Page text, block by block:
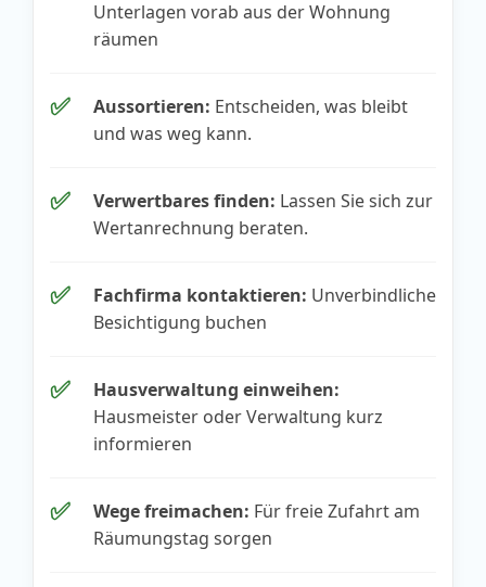
Unterlagen vorab aus der Wohnung
räumen
✅ Aussortieren: Entscheiden, was bleibt
und was weg kann.
✅ Verwertbares finden: Lassen Sie sich zur
Wertanrechnung beraten.
✅ Fachfirma kontaktieren: Unverbindliche
Besichtigung buchen
✅
Hausverwaltung einweihen:
Hausmeister oder Verwaltung kurz
informieren
✅ Wege freimachen: Für freie Zufahrt am
Räumungstag sorgen